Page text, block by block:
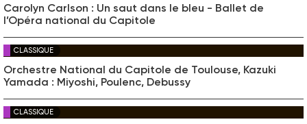
Carolyn Carlson : Un saut dans le bleu - Ballet de
l’Opéra national du Capitole
CLASSIQUE
Orchestre National du Capitole de Toulouse, Kazuki
Yamada : Miyoshi, Poulenc, Debussy
CLASSIQUE